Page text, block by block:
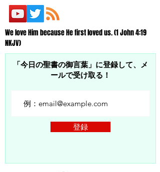
We love Him because He first loved us. (1 John 4:19
NKJV)
「今日の聖書の御言葉」に登録して、メ
ールで受け取る！
登録